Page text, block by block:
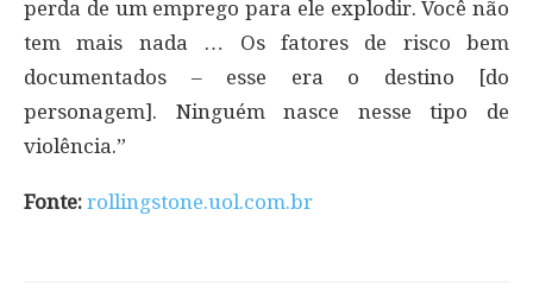
perda de um emprego para ele explodir. Você não
tem mais nada … Os fatores de risco bem
documentados – esse era o destino [do
personagem]. Ninguém nasce nesse tipo de
violência.”
Fonte: rollingstone.uol.com.br